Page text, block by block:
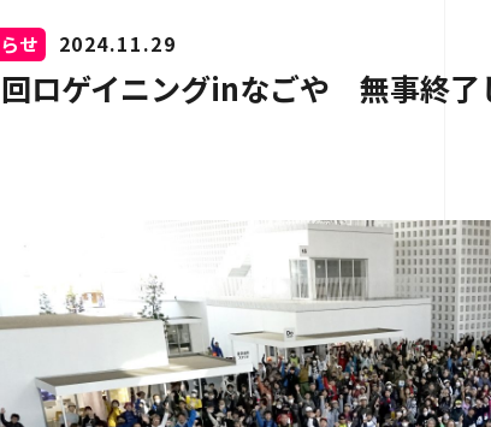
せ 2024.11.29
ロゲイニングinなごや 無事終了